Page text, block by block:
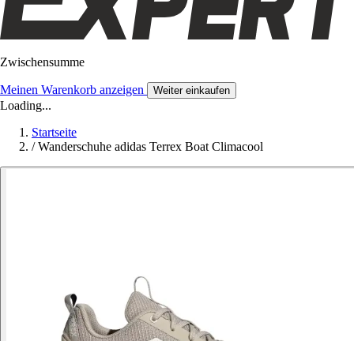
Zwischensumme
Meinen Warenkorb anzeigen Weiter einkaufen
Loading...
Startseite
/ Wanderschuhe adidas Terrex Boat Climacool